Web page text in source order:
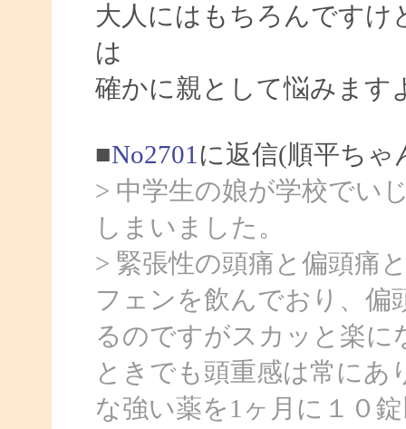
大人にはもちろんですけ
は
確かに親として悩みます
■No2701 に返信(順平ちゃ
> 中学生の娘が学校でい
しまいました。
> 緊張性の頭痛と偏頭痛
フェンを飲んでおり、偏
るのですがスカッと楽に
ときでも頭重感は常に
な強い薬を1ヶ月に１０